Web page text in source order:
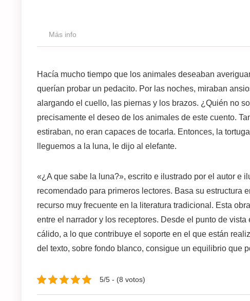
Más info
Hacía mucho tiempo que los animales deseaban
querían probar un pedacito. Por las noches, miraban
alargando el cuello, las piernas y los brazos. ¿Quién no
precisamente el deseo de los animales de este cuento.
estiraban, no eran capaces de tocarla. Entonces, la
lleguemos a la luna, le dijo al elefante.
«¿A que sabe la luna?», escrito e ilustrado por el autor e
recomendado para primeros lectores. Basa su estructura
recurso muy frecuente en la literatura tradicional. Esta
entre el narrador y los receptores. Desde el punto de
cálido, a lo que contribuye el soporte en el que están
del texto, sobre fondo blanco, consigue un equilibrio que
5/5 - (8 votos)